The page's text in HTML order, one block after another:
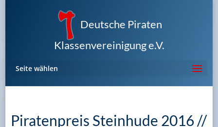
Deutsche Piraten
Klassenvereinigung e.V.
Seite wählen
Piratenpreis Steinhude 2016 //